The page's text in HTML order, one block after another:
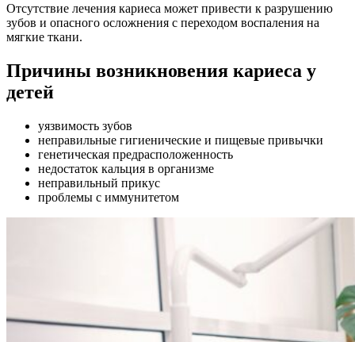
Отсутствие лечения кариеса может привести к разрушению
зубов и опасного осложнения с переходом воспаления на
мягкие ткани.
Причины возникновения кариеса у
детей
уязвимость зубов
неправильные гигиенические и пищевые привычки
генетическая предрасположенность
недостаток кальция в организме
неправильный прикус
проблемы с иммунитетом